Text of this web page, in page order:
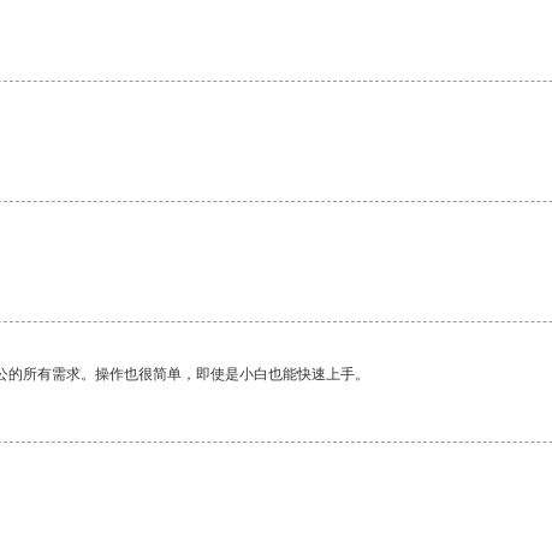
所有需求。操作也很简单，即使是小白也能快速上手。